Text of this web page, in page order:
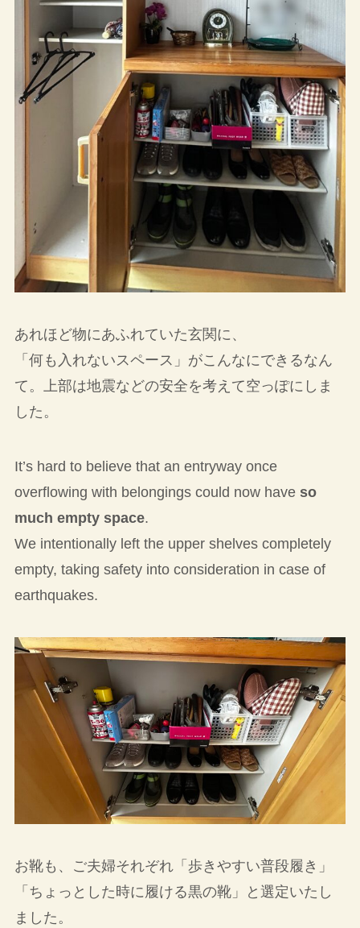
あれほど物にあふれていた玄関に、
「何も入れないスペース」がこんなにできるなん
て。上部は地震などの安全を考えて空っぽにしま
した。
It’s hard to believe that an entryway once
overflowing with belongings could now have so
much empty space.
We intentionally left the upper shelves completely
empty, taking safety into consideration in case of
earthquakes.
お靴も、ご夫婦それぞれ「歩きやすい普段履き」
「ちょっとした時に履ける黒の靴」と選定いたし
ました。